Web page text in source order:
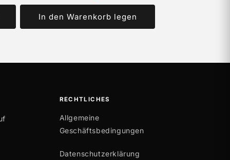
In den Warenkorb legen
RECHTLICHES
Allgemeine
Geschäftsbedingungen
Datenschutzerklärung